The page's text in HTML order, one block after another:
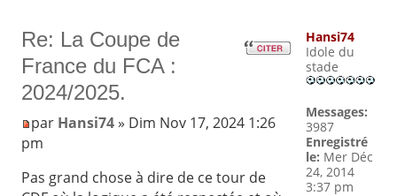
Re: La Coupe de
France du FCA :
2024/2025.
par Hansi74» Dim Nov 17, 2024 1:26
pm
Pas grand chose à dire de ce tour de
Hansi74
Idole du
stade
Messages:
3987
Enregistré
le: Mer Déc
24, 2014
3:37 pm